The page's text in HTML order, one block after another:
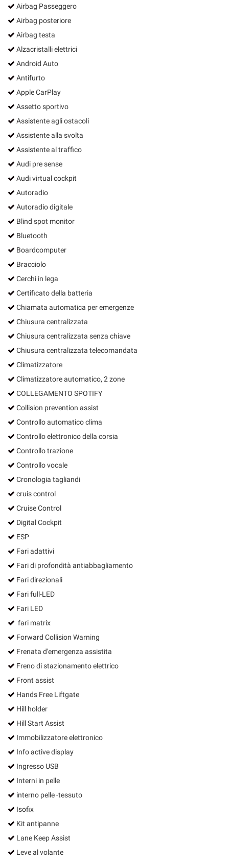
Airbag Passeggero
Airbag posteriore
Airbag testa
Alzacristalli elettrici
Android Auto
Antifurto
Apple CarPlay
Assetto sportivo
Assistente agli ostacoli
Assistente alla svolta
Assistente al traffico
Audi pre sense
Audi virtual cockpit
Autoradio
Autoradio digitale
Blind spot monitor
Bluetooth
Boardcomputer
Bracciolo
Cerchi in lega
Certificato della batteria
Chiamata automatica per emergenze
Chiusura centralizzata
Chiusura centralizzata senza chiave
Chiusura centralizzata telecomandata
Climatizzatore
Climatizzatore automatico, 2 zone
COLLEGAMENTO SPOTIFY
Collision prevention assist
Controllo automatico clima
Controllo elettronico della corsia
Controllo trazione
Controllo vocale
Cronologia tagliandi
cruis control
Cruise Control
Digital Cockpit
ESP
Fari adattivi
Fari di profondità antiabbagliamento
Fari direzionali
Fari full-LED
Fari LED
fari matrix
Forward Collision Warning
Frenata d'emergenza assistita
Freno di stazionamento elettrico
Front assist
Hands Free Liftgate
Hill holder
Hill Start Assist
Immobilizzatore elettronico
Info active display
Ingresso USB
Interni in pelle
interno pelle -tessuto
Isofix
Kit antipanne
Lane Keep Assist
Leve al volante